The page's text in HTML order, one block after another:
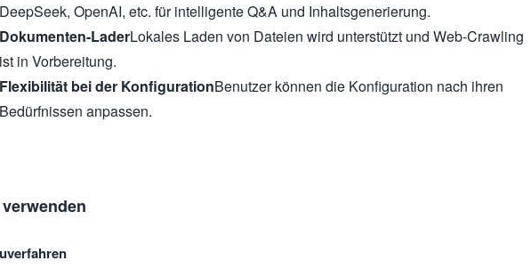
DeepSeek, OpenAI, etc. für intelligente Q&A und Inhaltsgenerierung.
Dokumenten-LaderLokales Laden von Dateien wird unterstützt und Web-Crawling
ist in Vorbereitung.
Flexibilität bei der KonfigurationBenutzer können die Konfiguration nach ihren
Bedürfnissen anpassen.